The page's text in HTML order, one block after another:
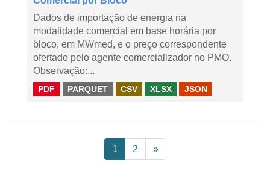
Dados de importação de energia na
modalidade comercial em base horária por
bloco, em MWmed, e o preço correspondente
ofertado pelo agente comercializador no PMO.
Observação:...
PDF PARQUET CSV XLSX JSON
1 2 »